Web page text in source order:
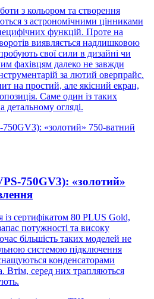
з кольором та створення
з астрономічними цінниками
функцій. Проте на
виявляється надлишковою
свої сили в дизайні чи
фахівцям далеко не завжди
за лютий оверпрайс.
на простий, але якісний екран,
Саме один із таких
детальному огляді.
750GV3): «золотий»
сертифікатом 80 PLUS Gold,
потужності та високу
більшість таких моделей не
системою підключення
конденсаторами
Втім, серед них трапляються